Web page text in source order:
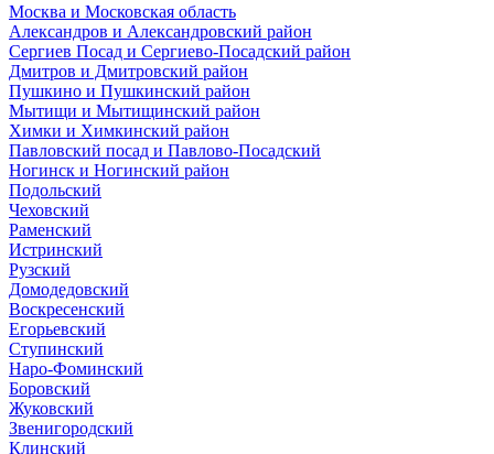
Москва и Московская область
Александров и Александровский район
Сергиев Посад и Сергиево-Посадский район
Дмитров и Дмитровский район
Пушкино и Пушкинский район
Мытищи и Мытищинский район
Химки и Химкинский район
Павловский посад и Павлово-Посадский
Ногинск и Ногинский район
Подольский
Чеховский
Раменский
Истринский
Рузский
Домодедовский
Воскресенский
Егорьевский
Ступинский
Наро-Фоминский
Боровский
Жуковский
Звенигородский
Клинский